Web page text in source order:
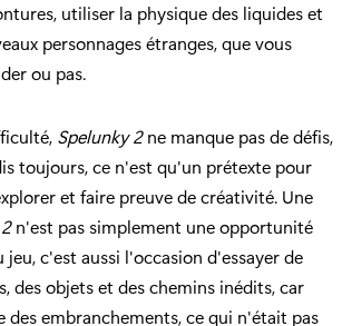
utiliser la physique des liquides et
personnages étranges, que vous
ou pas.
Spelunky 2ne manque pas de défis,
toujours, ce n'est qu'un prétexte pour
et faire preuve de créativité. Une
n'est pas simplement une opportunité
c'est aussi l'occasion d'essayer de
des objets et des chemins inédits, car
des embranchements, ce qui n'était pas